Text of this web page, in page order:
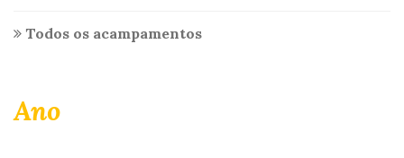
Todos os acampamentos
Ano